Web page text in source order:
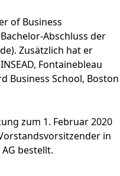
of Business
Abschluss der
Zusätzlich hat er
Fontainebleau
Business School, Boston
zum 1. Februar 2020
in
bestellt.